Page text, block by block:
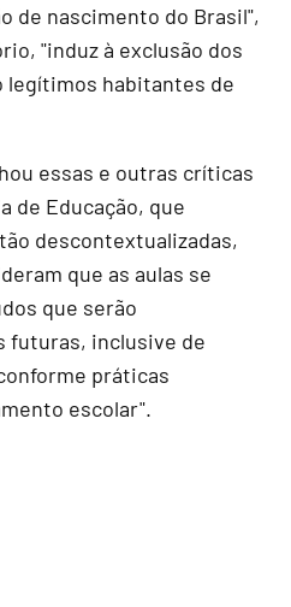
de nascimento do Brasil",
"induz à exclusão dos
legítimos habitantes de
essas e outras críticas
de Educação, que
descontextualizadas,
que as aulas se
que serão
futuras, inclusive de
práticas
escolar".